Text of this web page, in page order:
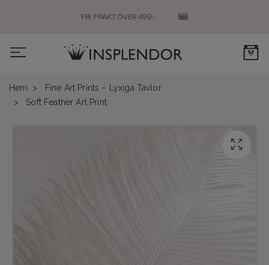
FRI FRAKT ÖVER 499:-
0
Hem
Fine Art Prints – Lyxiga Tavlor
Soft Feather Art Print